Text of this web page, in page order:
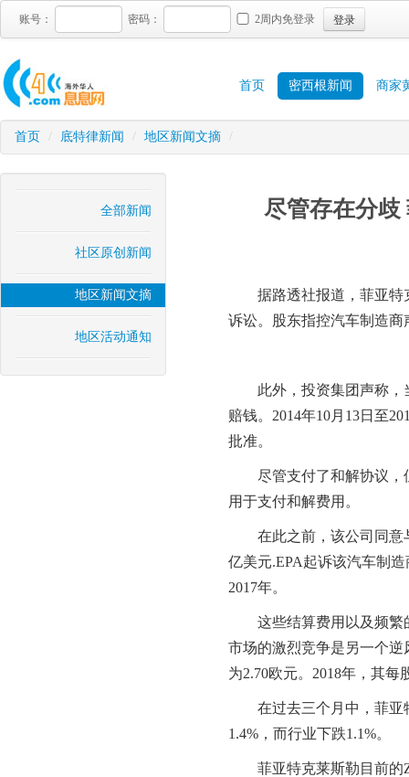
账号： 密码： 2周内免登录 登录
首页 密西根新闻 商家
首页 / 底特律新闻 / 地区新闻文摘 /
全部新闻
社区原创新闻
地区新闻文摘
地区活动通知
尽管存在分歧
据路透社报道，菲亚
诉讼。股东指控汽车制造
此外，投资集团声称
赔钱。 2014年10月 13日至
批准。
尽管支付了和解协议
用于支付和解费用。
在此之前，该公司同意
亿美元.EPA起诉该汽车制
2017年。
这些结算费用以及频
市场的激烈竞争是另一个
为2.70欧元。 2018年，其每
在过去三个月中，菲
1.4% ，而行业下跌1.1%。
菲亚特克莱斯勒目前的